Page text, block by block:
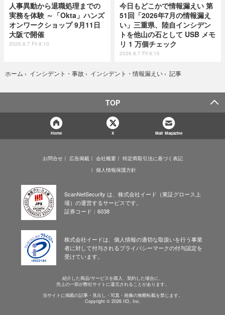
人事異動から退職処理までの
実務を体験 ～「Okta」ハンズ
オンワークショップ 9月11日
大阪で開催
2026.8.7 Fri 8:10
今日もどこかで情報漏えい 第
51回「2026年7月の情報漏え
い」三重県、陸自インシデン
トを他山の石として USB メモ
リ 1 万個チェック
2026.8.7 Fri 8:15
ホーム › インシデント・事故 › インシデント・情報漏えい › 記事
TOP
Home X Mail Magazine
お問合せ 広告掲載 会社概要
特定商取引法に基づく表記
個人情報保護方針
ScanNetSecurity は、株式会社イード（東証グロース上
場）の運営するサービスです。
証券コード：6038
株式会社イードは、個人情報の適切な取扱いを行う事業
者に対して付与されるプライバシーマークの付与認定を
受けています。
紹介した商品/サービスを購入、契約した場合に、
売上の一部が弊社サイトに還元されることがあります。
当サイトに掲載の記事・見出し・写真・画像の無断転載を禁じます。
Copyright © 2026 IID, Inc.